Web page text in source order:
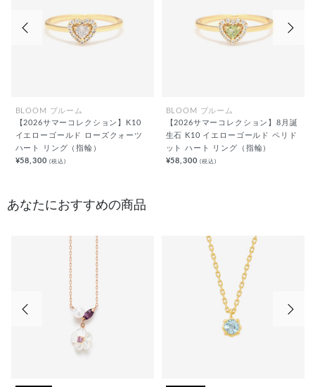
BLOOM ブルーム
【2026サマーコレクション】K10
イエローゴールド ローズクォーツ
ハート リング（指輪）
¥58,300(税込)
BLOOM ブルーム
【2026サマーコレクション】8月誕
生石 K10 イエローゴールド ペリド
ット ハート リング（指輪）
¥58,300(税込)
前の画像
あなたにおすすめの商品